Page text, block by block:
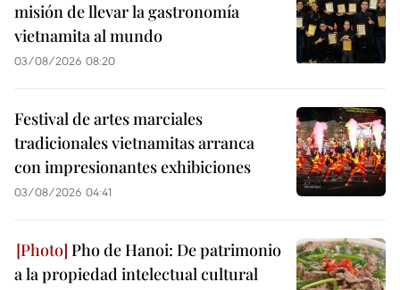
misión de llevar la gastronomía
vietnamita al mundo
03/08/2026 08:20
Festival de artes marciales
tradicionales vietnamitas arranca
con impresionantes exhibiciones
03/08/2026 04:41
Pho de Hanoi: De patrimonio
a la propiedad intelectual cultural